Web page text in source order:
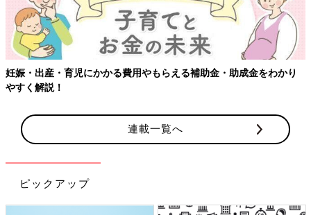
妊娠・出産・育児にかかる費用やもらえる補助金・助成金をわかり
やすく解説！
連載一覧へ
ピックアップ